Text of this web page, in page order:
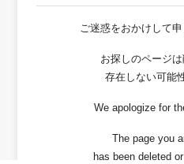
ご迷惑をおかけして申
お探しのページは
存在しない可能
We apologize for
The page you
has been deleted